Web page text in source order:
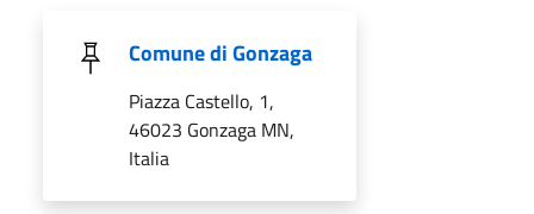
Comune di Gonzaga
Piazza Castello, 1,
46023 Gonzaga MN,
Italia